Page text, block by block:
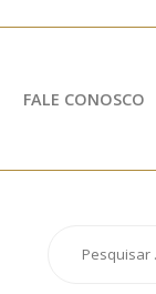
FALE CONOSCO